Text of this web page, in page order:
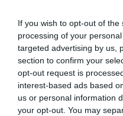
If you wish to opt-out of
processing of your
targeted advertising by us,
section to confirm your
opt-out request is
interest-based ads based
us or personal information
your opt-out. You may
ΑΘΛΗΤΙΚΑ
Το απίθανο βίντεο
Σπανούλη